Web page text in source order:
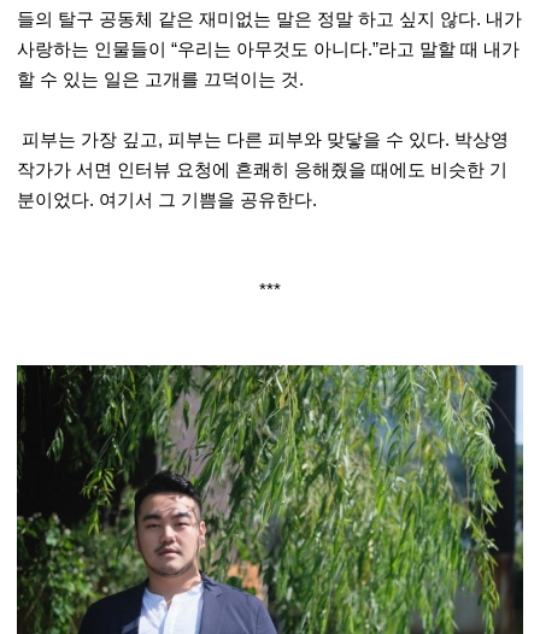
들의 탈구 공동체 같은 재미없는 말은 정말 하고 싶지 않다. 내가
사랑하는 인물들이 “우리는 아무것도 아니다.”라고 말할 때 내가
할 수 있는 일은 고개를 끄덕이는 것.
피부는 가장 깊고, 피부는 다른 피부와 맞닿을 수 있다. 박상영
작가가 서면 인터뷰 요청에 흔쾌히 응해줬을 때에도 비슷한 기
분이었다. 여기서 그 기쁨을 공유한다.
***